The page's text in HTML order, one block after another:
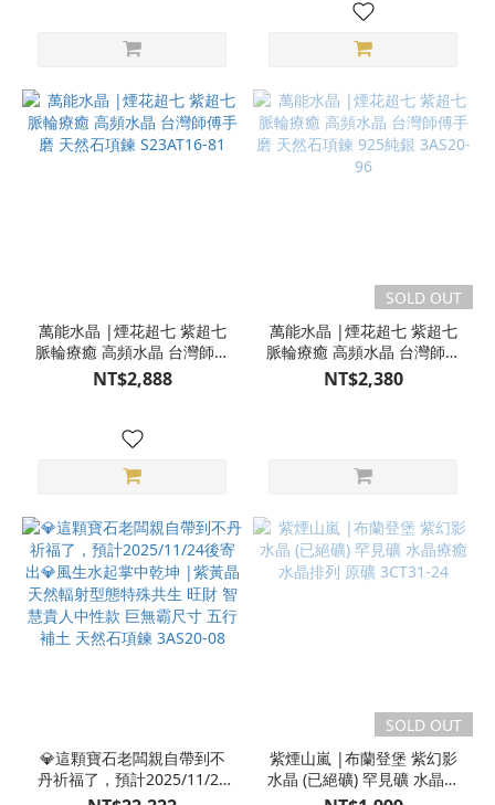
萬能水晶 |煙花超七 紫超七
脈輪療癒 高頻水晶 台灣師傅
手磨 天然石項鍊 S23AT16-
81
NT$2,888
SOLD OUT
萬能水晶 |煙花超七 紫超七
脈輪療癒 高頻水晶 台灣師傅
手磨 天然石項鍊 925純銀
3AS20-96
NT$2,380
💎這顆寶石老闆親自帶到不
丹祈福了，預計2025/11/24
後寄出💎風生水起掌中乾坤
SOLD OUT
紫煙山嵐 |布蘭登堡 紫幻影
水晶 (已絕礦) 罕見礦 水晶療
癒 水晶排列 原礦 3CT31-24